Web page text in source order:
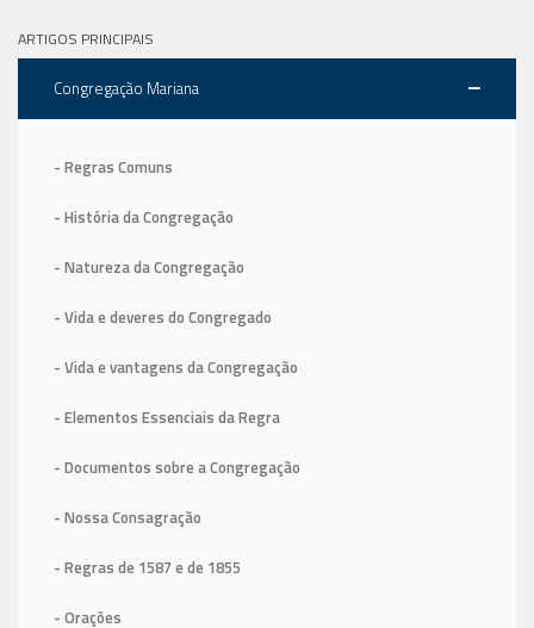
ARTIGOS PRINCIPAIS
Congregação Mariana
- Regras Comuns
- História da Congregação
- Natureza da Congregação
- Vida e deveres do Congregado
- Vida e vantagens da Congregação
- Elementos Essenciais da Regra
- Documentos sobre a Congregação
- Nossa Consagração
- Regras de 1587 e de 1855
- Orações